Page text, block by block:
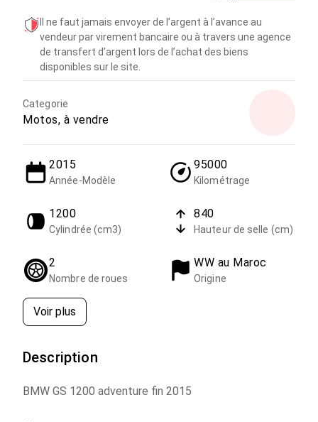
Il ne faut jamais envoyer de l’argent à l’avance au
vendeur par virement bancaire ou à travers une agence
de transfert d’argent lors de l’achat des biens
disponibles sur le site.
Categorie
Motos, à vendre
2015
Année-Modèle
95000
Kilométrage
1200
Cylindrée (cm3)
840
Hauteur de selle (cm)
2
Nombre de roues
WW au Maroc
Origine
Voir plus
Description
BMW GS 1200 adventure fin 2015